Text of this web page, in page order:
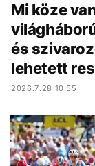
Mi köze
és
lehetett
2026.7.28 10:55